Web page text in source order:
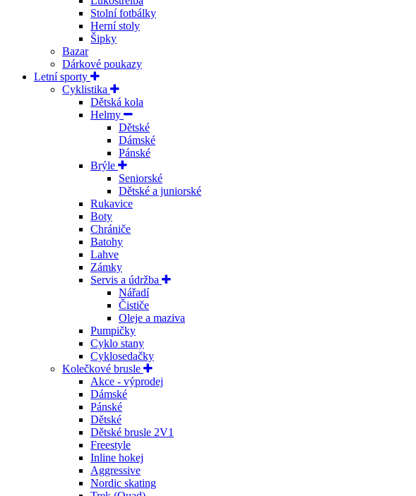
Stolní fotbálky
Herní stoly
Šipky
Bazar
Dárkové poukazy
Letní sporty
Cyklistika
Dětská kola
Helmy
Dětské
Dámské
Pánské
Brýle
Seniorské
Dětské a juniorské
Rukavice
Boty
Chrániče
Batohy
Lahve
Zámky
Servis a údržba
Nářadí
Čističe
Oleje a maziva
Pumpičky
Cyklo stany
Cyklosedačky
Kolečkové brusle
Akce - výprodej
Dámské
Pánské
Dětské
Dětské brusle 2V1
Freestyle
Inline hokej
Aggressive
Nordic skating